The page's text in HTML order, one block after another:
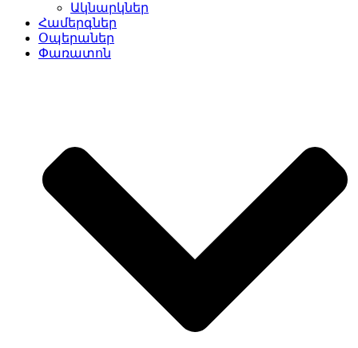
Ակնարկներ
Համերգներ
Օպերաներ
Փառատոն